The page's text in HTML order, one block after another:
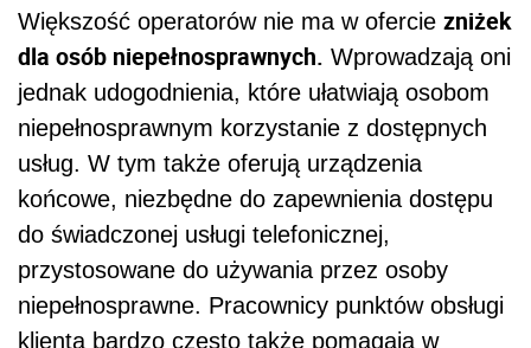
Większość operatorów nie ma w ofercie zniżek
dla osób niepełnosprawnych. Wprowadzają oni
jednak udogodnienia, które ułatwiają osobom
niepełnosprawnym korzystanie z dostępnych
usług. W tym także oferują urządzenia
końcowe, niezbędne do zapewnienia dostępu
do świadczonej usługi telefonicznej,
przystosowane do używania przez osoby
niepełnosprawne. Pracownicy punktów obsługi
klienta bardzo często także pomagają w